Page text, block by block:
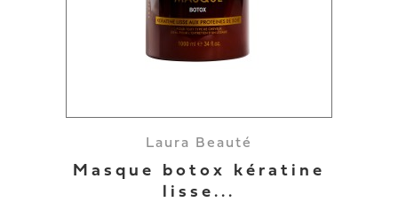
Laura Beauté
Masque botox kératine
lisse...